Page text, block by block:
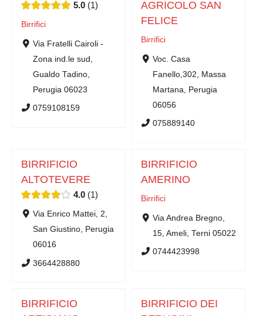
5.0 1
Birrifici
Via Fratelli Cairoli -
Zona ind.le sud,
Gualdo Tadino,
Perugia 06023
0759108159
AGRICOLO SAN
FELICE
Birrifici
Voc. Casa
Fanello,302, Massa
Martana, Perugia
06056
075889140
BIRRIFICIO
ALTOTEVERE
4.0 1
Via Enrico Mattei, 2,
San Giustino, Perugia
06016
3664428880
BIRRIFICIO
AMERINO
Birrifici
Via Andrea Bregno,
15, Ameli, Terni 05022
0744423998
BIRRIFICIO
BIRRIFICIO DEI